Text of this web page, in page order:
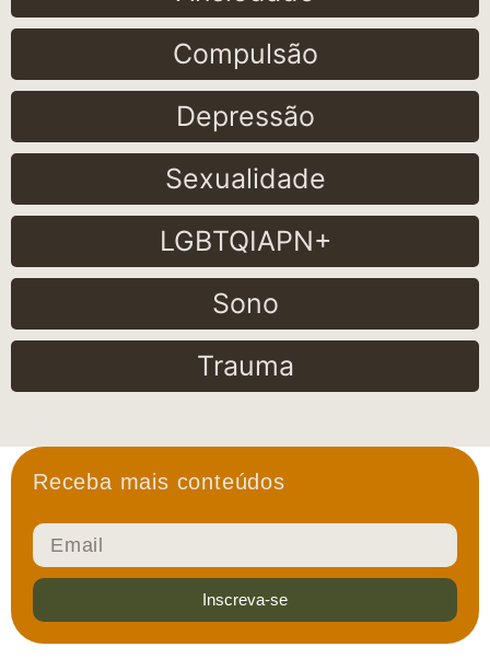
Compulsão
Depressão
Sexualidade
LGBTQIAPN+
Sono
Trauma
Receba mais conteúdos
Inscreva-se